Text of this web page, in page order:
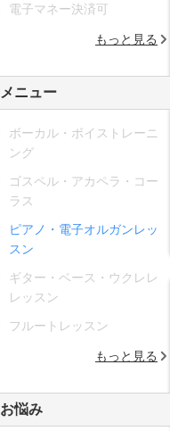
電子マネー決済可
もっと見る
メニュー
ボーカル・ボイストレーニ
ング
ゴスペル・アカペラ・コー
ラス
ピアノ・電子オルガンレッ
スン
ギター・ベース・ウクレレ
レッスン
フルートレッスン
もっと見る
お悩み